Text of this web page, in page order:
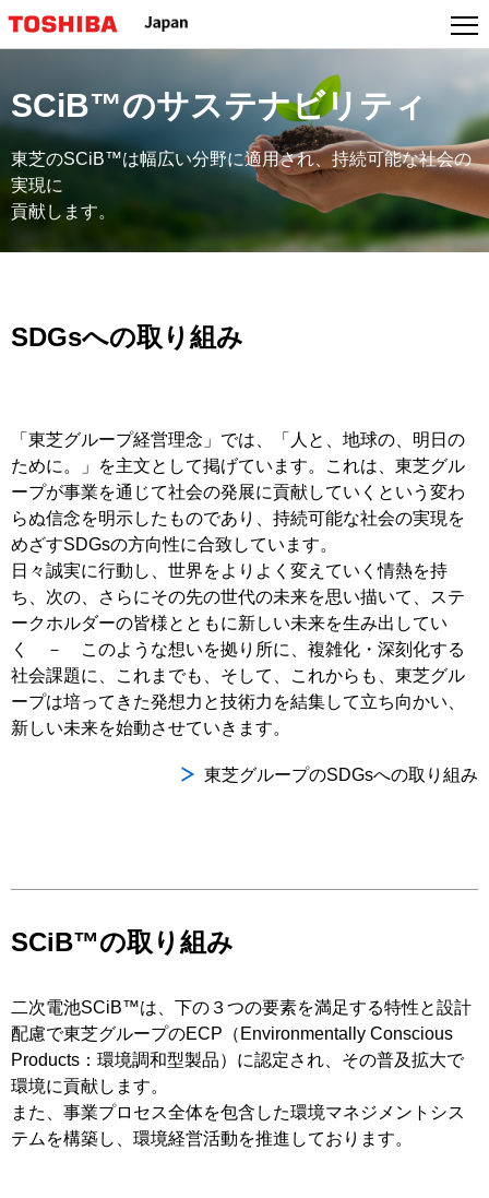
SCiB™のサステナビリティ
東芝のSCiB™は幅広い分野に適用され、持続可能な社会の
実現に
貢献します。
SDGsへの取り組み
「東芝グループ経営理念」では、「人と、地球の、明日の
ために。」を主文として掲げています。これは、東芝グル
ープが事業を通じて社会の発展に貢献していくという変わ
らぬ信念を明示したものであり、持続可能な社会の実現を
めざすSDGsの方向性に合致しています。
日々誠実に行動し、世界をよりよく変えていく情熱を持
ち、次の、さらにその先の世代の未来を思い描いて、ステ
ークホルダーの皆様とともに新しい未来を生み出してい
く － このような想いを拠り所に、複雑化・深刻化する
社会課題に、これまでも、そして、これからも、東芝グル
ープは培ってきた発想力と技術力を結集して立ち向かい、
新しい未来を始動させていきます。
東芝グループのSDGsへの取り組み
SCiB™の取り組み
二次電池SCiB™は、下の３つの要素を満足する特性と設計
配慮で東芝グループのECP（Environmentally Conscious
Products：環境調和型製品）に認定され、その普及拡大で
環境に貢献します。
また、事業プロセス全体を包含した環境マネジメントシス
テムを構築し、環境経営活動を推進しております。